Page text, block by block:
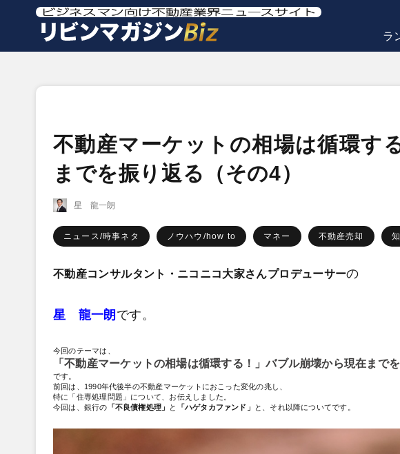
ラ
不動産マーケットの相場は循環す
までを振り返る（その4）
星 龍一朗
ニュース/時事ネタ ノウハウ/how to マネー 不動産売却
不動産コンサルタント・ニコニコ大家さんプロデューサーの
星 龍一朗 です。
今回のテーマは、
「不動産マーケットの相場は循環する！ 」バブル崩壊から現在まで
です。
前回は、1990年代後半の不動産マーケットにおこった変化の兆し、
特に「住専処理問題」について、お伝えしました。
今回は、銀行の 「不良債権処理」 と 「ハゲタカファンド」 と、それ以降についてです。